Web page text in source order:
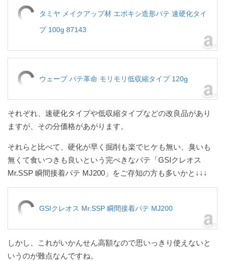
タミヤ メイクアップ材 エポキシ造形パテ 速硬化タイ
プ 100g 87143
ウェーブ パテ革命 モリモリ低収縮タイプ 120g
それぞれ、速硬化タイプや低収縮タイプなどの改良品があり
ますが、その分価格があがります。
それらと比べて、硬化が早く掘削も楽でヒケも無い、臭いも
無くて食いつきも良いという完ぺきなパテ「GSIクレオス
Mr.SSP 瞬間接着パテ MJ200」をご存知の方も多いかと↓↓↓
GSIクレオス Mr.SSP 瞬間接着パテ MJ200
しかし、これがいかんせん高額なので思いっきり使えないと
いうのが難点なんですね。